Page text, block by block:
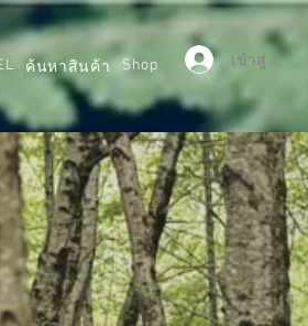
ค้นหาสินค้า Shop เข้าสู่ระบบ